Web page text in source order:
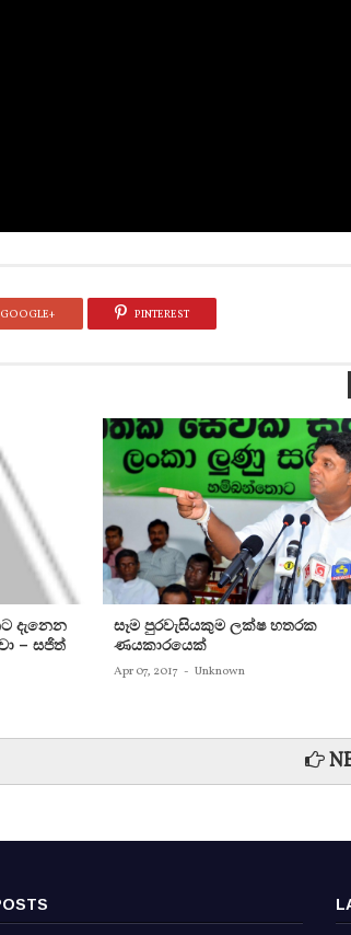
GOOGLE+ PINTEREST
දැනෙන
– සජිත්
සෑම පුරවැසියකුම ලක්ෂ හතරක
ණයකාරයෙක්
Apr 07, 2017 - Unknown